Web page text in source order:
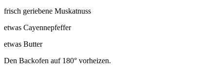
frisch geriebene Muskatnuss
etwas Cayennepfeffer
etwas Butter
Den Backofen auf 180° vorheizen.